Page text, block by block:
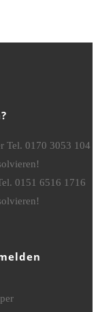
Tel. 0170 3053 104
0151 6516 1716